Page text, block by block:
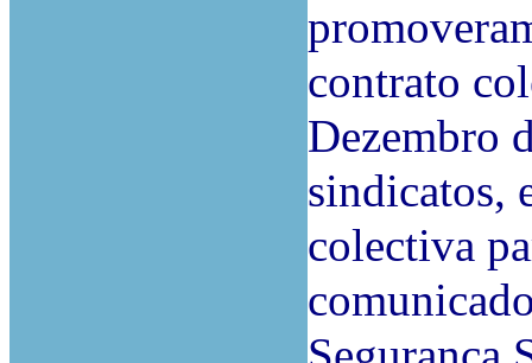
contrato
Dezembro
sindicatos,
colectiva